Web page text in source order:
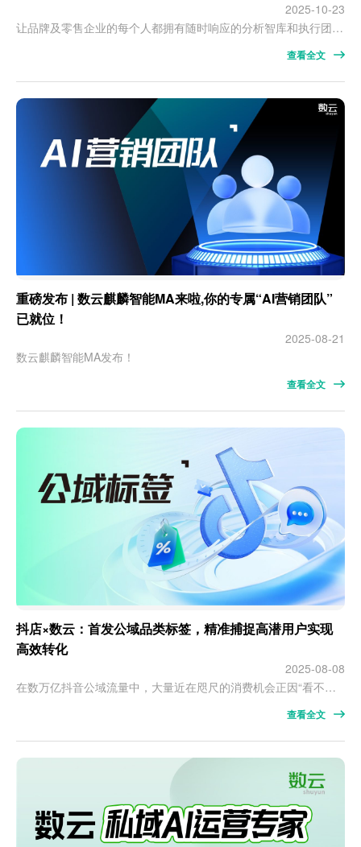
2025-10-23
让品牌及零售企业的每个人都拥有随时响应的分析智库和执行团队。当我们聊数字化转型时，总会提到一个词：“数据赋能”。但数据究竟为谁赋能、怎么赋能、效果如何？企业不同角色往往有着不同的体会与答案：管理层有数据分析师团队，但数据的客观性和全面性却依赖于分析师对意图的理解程度，且人工取数、内容撰写等环节费时耗力，报告出炉可能已经错过决策的最佳时间窗口期，不仅难以及时响应数据追问、也无法为新方向的探索提供即时…
查看全文
重磅发布 | 数云麒麟智能MA来啦,你的专属“AI营销团队”
已就位！
2025-08-21
数云麒麟智能MA发布！
查看全文
抖店×数云：首发公域品类标签，精准捕捉高潜用户实现
高效转化
2025-08-08
在数万亿抖音公域流量中，大量近在咫尺的消费机会正因“看不见”而悄然流失——这或许当下是抖店商家最棘手的增长瓶颈。那些下单未付款的「临门一脚客」、频繁浏览并收藏的「深度兴趣客」、高频复购且新加购的「品牌忠诚客」……明明机会近在眼前，商家却因为「看不见」、「触达难」，而错失转化机会。如何才能精准锁定这些高潜用户，让购买犹豫变为「看得见」「抓得住」的确定性转化？ 答案来了。近日，抖音首发「公域品类标签」…
查看全文